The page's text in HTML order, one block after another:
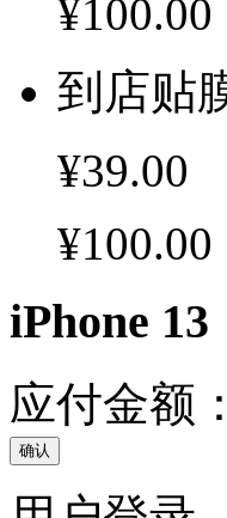
¥100.00
到店贴
¥39.00
¥100.00
iPhone 13
应付金额：
确认